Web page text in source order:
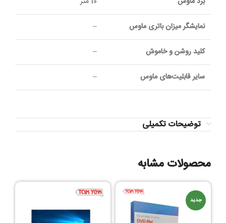
نمایشگر میزان باتری ماوس –
کلید روشن و خاموش –
سایر قابلیت‌های ماوس –
توضیحات تکمیلی
محصولات مشابه
جدید